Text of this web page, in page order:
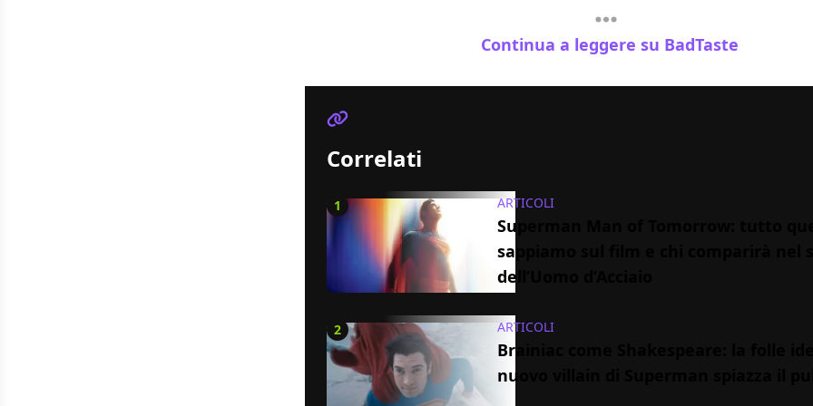
Continua a leggere su BadTaste
Correlati
1 ARTICOLI
Superman Man of Tomorrow: tutto
sappiamo sul film e chi comparirà nel
dell’Uomo d’Acciaio
2 ARTICOLI
Brainiac come Shakespeare: la folle
nuovo villain di Superman spiazza il